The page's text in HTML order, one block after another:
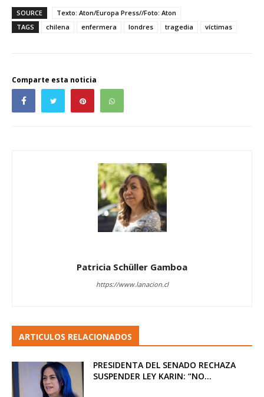
SOURCE
Texto: Aton/Europa Press//Foto: Aton
TAGS
chilena enfermera londres tragedia víctimas
Comparte esta noticia
Patricia Schüller Gamboa
https://www.lanacion.cl
ARTICULOS RELACIONADOS
PRESIDENTA DEL SENADO RECHAZA
SUSPENDER LEY KARIN: “NO...